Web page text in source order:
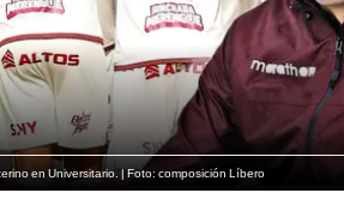
en Universitario. | Foto: composición Líbero